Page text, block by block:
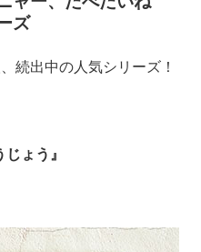
ズ
続出中の人気シリーズ！
ょう』